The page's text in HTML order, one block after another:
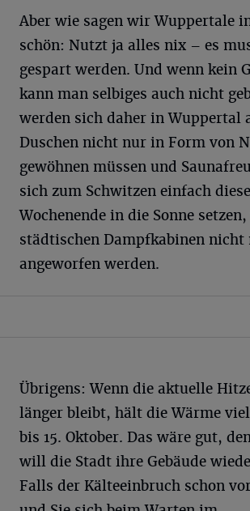
Aber wie sagen wir Wuppertale
schön: Nutzt ja alles nix – es
gespart werden. Und wenn kein
kann man selbiges auch nicht
werden sich daher in Wuppertal
Duschen nicht nur in Form von
gewöhnen müssen und
sich zum Schwitzen einfach
Wochenende in die Sonne
städtischen Dampfkabinen nicht
angeworfen werden.
Übrigens: Wenn die aktuelle
länger bleibt, hält die Wärme
bis 15. Oktober. Das wäre gut,
will die Stadt ihre Gebäude
Falls der Kälteeinbruch schon